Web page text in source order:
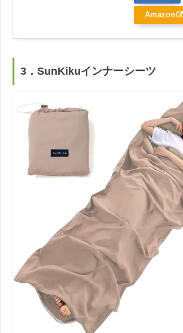
Amazon
3．SunKikuインナーシーツ